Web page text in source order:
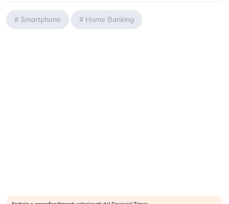
# Smartphone # Home Banking